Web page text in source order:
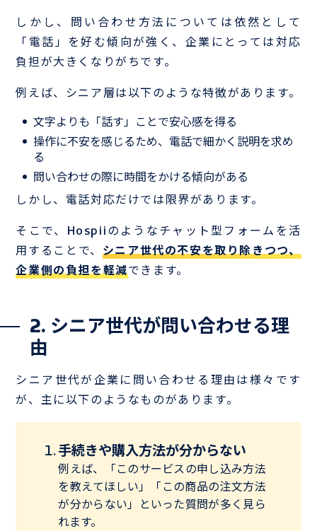
しかし、問い合わせ方法については依然として
「電話」を好む傾向が強く、企業にとっては対応
負担が大きくなりがちです。
例えば、シニア層は以下のような特徴があります。
文字よりも「話す」ことで安心感を得る
操作に不安を感じるため、電話で細かく説明を求め
る
問い合わせの際に時間をかける傾向がある
しかし、電話対応だけでは限界があります。
そこで、Hospiiのようなチャット型フォームを活
用することで、 シニア世代の不安を取り除きつつ、
企業側の負担を軽減できます。
2. シニア世代が問い合わせる理
由
シニア世代が企業に問い合わせる理由は様々です
が、主に以下のようなものがあります。
手続きや購入方法が分からない
例えば、「このサービスの申し込み方法
を教えてほしい」「この商品の注文方法
が分からない」といった質問が多く見ら
れます。